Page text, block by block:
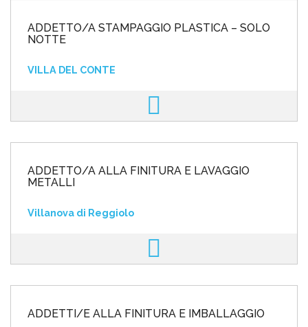
ADDETTO/A STAMPAGGIO PLASTICA – SOLO
NOTTE
VILLA DEL CONTE
ADDETTO/A ALLA FINITURA E LAVAGGIO
METALLI
Villanova di Reggiolo
ADDETTI/E ALLA FINITURA E IMBALLAGGIO